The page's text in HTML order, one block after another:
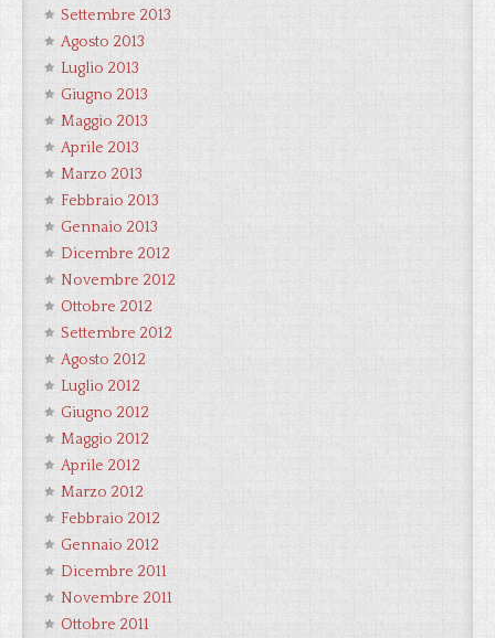
Settembre 2013
Agosto 2013
Luglio 2013
Giugno 2013
Maggio 2013
Aprile 2013
Marzo 2013
Febbraio 2013
Gennaio 2013
Dicembre 2012
Novembre 2012
Ottobre 2012
Settembre 2012
Agosto 2012
Luglio 2012
Giugno 2012
Maggio 2012
Aprile 2012
Marzo 2012
Febbraio 2012
Gennaio 2012
Dicembre 2011
Novembre 2011
Ottobre 2011